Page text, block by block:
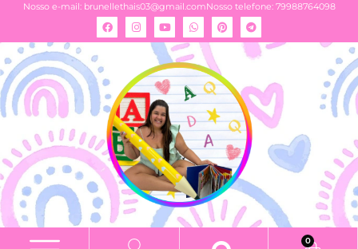
Nosso e-mail: brunellethais03@gmail.comNosso telefone: 79988764098
0